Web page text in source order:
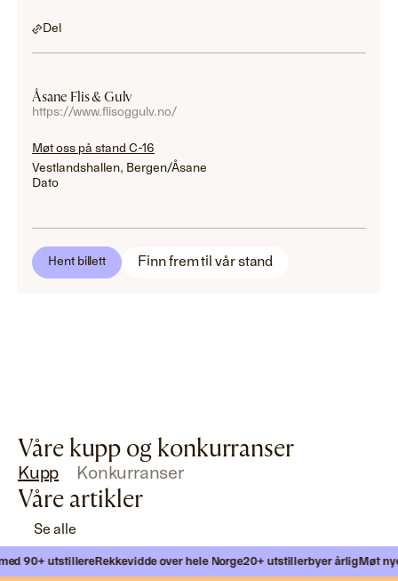
Del
Åsane Flis & Gulv
https://www.flisoggulv.no/
Møt oss på stand C-16
Vestlandshallen, Bergen/Åsane
Dato
Hent billett Finn frem til vår stand
Våre kupp og konkurranser
Kupp Konkurranser
Våre artikler
Se alle
90+ utstillereRekkevidde over hele Norge20+ utstillerbyer årligMøt nye